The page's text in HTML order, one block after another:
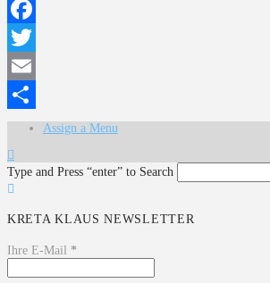
Facebook
Twitter
Email
Teilen Assign a Menu
Type and Press “enter” to Search
KRETA KLAUS NEWSLETTER
Ihre E-Mail *